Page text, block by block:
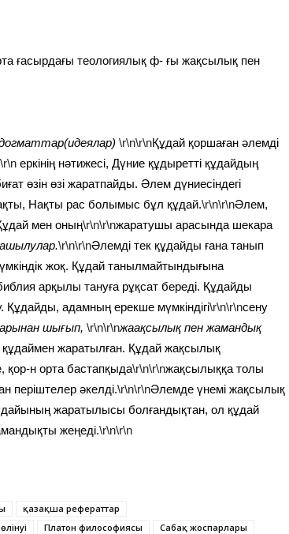
ғасырдағы теологиялық ф- ғы жақсылық пен
\r\n\r\nҚұдай қоршаған әлемді
еркінің нәтижесі, Дүние құдыретті құдайдың
өзін өзі жаратпайды. Әлем дүниесіндегі
Нақты рас болымыс бұл құдай.\r\n\r\nӘлем,
мен оның\r\n\r\nжаратушы арасында шекара
\r\n\r\nӘлемді тек құдайды ғана танып
жоқ. Құдай танылмайтындығына
арқылы тануға рұқсат береді. Құдайды
Құдайды, адамның ерекше мүмкіндігі\r\n\r\nсену
шығып, \r\n\r\nжаақсылық пен жамандық
құдаймен жаратылған. Құдай жақсылық
қор-н орта бастапқыда\r\n\r\nжақсылыққа толы
періштелер әкелді.\r\n\r\nӘлемде үнемі жақсылық
жаратылысы болғандықтан, ол құдай
жеңеді.\r\n\r\n
қазақша рефераттар
Платон философиясы
Сабақ жоспарлары